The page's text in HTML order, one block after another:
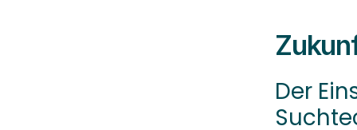
Der